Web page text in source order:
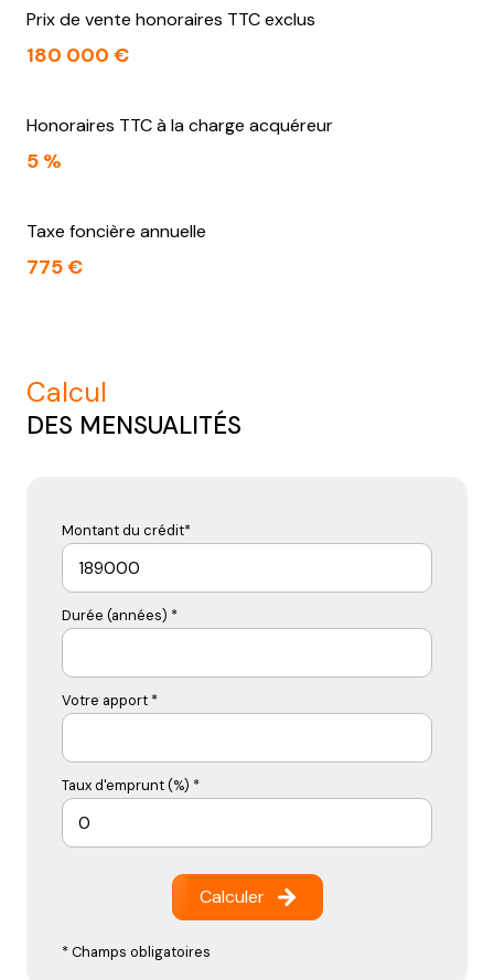
Prix de vente honoraires TTC exclus
180 000 €
Honoraires TTC à la charge acquéreur
5 %
Taxe foncière annuelle
775 €
calcul
DES MENSUALITÉS
Montant du crédit*
Durée (années) *
Votre apport *
Taux d'emprunt (%) *
Calculer
* Champs obligatoires